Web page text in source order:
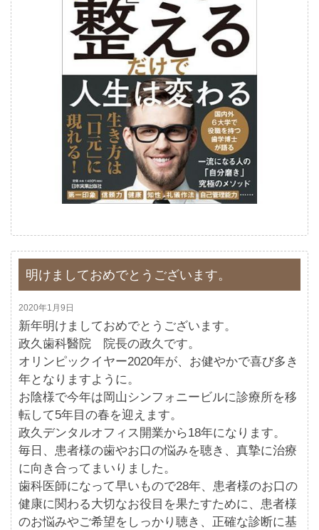
明けましておめでとうございます。
2020年1月9日
新年明けましておめでとうございます。
政久歯科醫院 院長の政久です。
オリンピックイヤー2020年が、お健やかで喜び多き
年となりますように。
お陰様で今年は岡山シンフォニービルに診療所を移
転して5年目の春を迎えます。
政久デンタルオフィス開業から18年になります。
毎日、患者様の歯やお口の悩みを聴き、真摯に治療
に向き合ってまいりました。
歯科医師になって早いもので28年、患者様のお口の
健康に関わる大切なお役目を果たすために、患者様
のお悩みやご希望をしっかり聴き、正確な診断に基